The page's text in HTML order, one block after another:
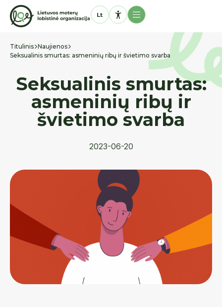
Titulinis Naujienos
Seksualinis smurtas: asmeninių ribų ir švietimo svarba
Seksualinis smurtas:
asmeninių ribų ir
švietimo svarba
2023-06-20